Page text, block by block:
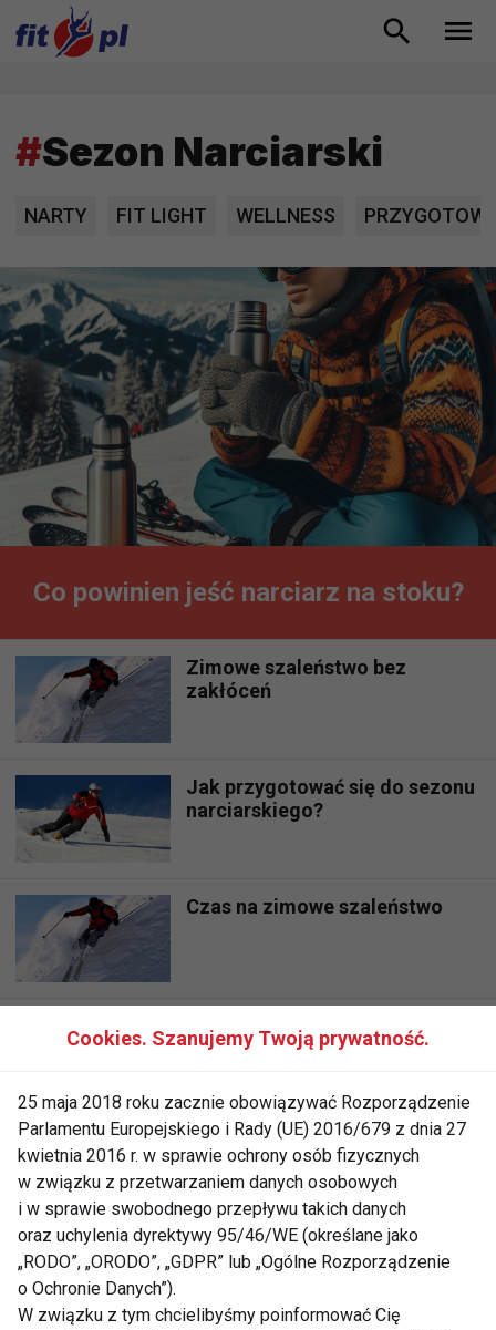
#Sezon Narciarski
NARTY FIT LIGHT WELLNESS
Co powinien jeść narciarz na stoku?
Zimowe szaleństwo bez
zakłóceń
Jak przygotować się do sezonu
narciarskiego?
Czas na zimowe szaleństwo
Agnieszka Popielewicz trenuje
przed nartami
Przygotuj ciało na sezon
narciarski
Kurtka z odtwarzaczem mp3
Cookies. Szanujemy Twoją prywatność.
25 maja 2018 roku zacznie obowiązywać Rozporządzenie
Parlamentu Europejskiego i Rady (UE) 2016/679 z dnia 27
kwietnia 2016 r. w sprawie ochrony osób fizycznych
w związku z przetwarzaniem danych osobowych
i w sprawie swobodnego przepływu takich danych
oraz uchylenia dyrektywy 95/46/WE (określane jako
„RODO”, „ORODO”, „GDPR” lub „Ogólne Rozporządzenie
o Ochronie Danych”).
W związku z tym chcielibyśmy poinformować Cię